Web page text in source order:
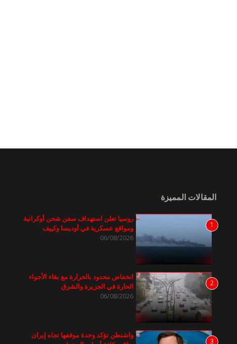
المقالات المميزة
1
روسيا تعلن استهداف سفن شحن أوكرانية
ومواقع عسكرية في أوديسا وكييف
06/08/2026
2
انخفاض محدود بالحرارة مع بقاء الأجواء
الحارة في الجزيرة والشرق
06/08/2026
3
واشنطن تؤكد وحدة موقفها تجاه إيران